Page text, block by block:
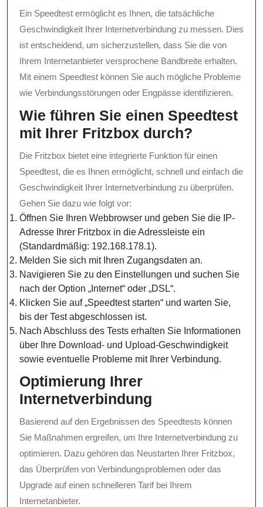
Ein Speedtest ermöglicht es Ihnen, die tatsächliche
Geschwindigkeit Ihrer Internetverbindung zu messen. Dies
ist entscheidend, um sicherzustellen, dass Sie die von
Ihrem Internetanbieter versprochene Bandbreite erhalten.
Mit einem Speedtest können Sie auch mögliche Probleme
wie Verbindungsstörungen oder Engpässe identifizieren.
Wie führen Sie einen Speedtest
mit Ihrer Fritzbox durch?
Die Fritzbox bietet eine integrierte Funktion für einen
Speedtest, die es Ihnen ermöglicht, schnell und einfach die
Geschwindigkeit Ihrer Internetverbindung zu überprüfen.
Gehen Sie dazu wie folgt vor:
Öffnen Sie Ihren Webbrowser und geben Sie die IP-
Adresse Ihrer Fritzbox in die Adressleiste ein
(Standardmäßig: 192.168.178.1).
Melden Sie sich mit Ihren Zugangsdaten an.
Navigieren Sie zu den Einstellungen und suchen Sie
nach der Option „Internet“ oder „DSL“.
Klicken Sie auf „Speedtest starten“ und warten Sie,
bis der Test abgeschlossen ist.
Nach Abschluss des Tests erhalten Sie Informationen
über Ihre Download- und Upload-Geschwindigkeit
sowie eventuelle Probleme mit Ihrer Verbindung.
Optimierung Ihrer
Internetverbindung
Basierend auf den Ergebnissen des Speedtests können
Sie Maßnahmen ergreifen, um Ihre Internetverbindung zu
optimieren. Dazu gehören das Neustarten Ihrer Fritzbox,
das Überprüfen von Verbindungsproblemen oder das
Upgrade auf einen schnelleren Tarif bei Ihrem
Internetanbieter.